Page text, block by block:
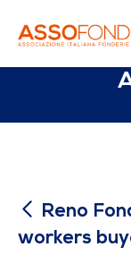
Reno
Reno
workers